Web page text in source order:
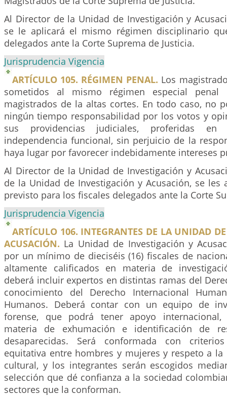
Al Director de la Unidad de Investigación y
se le aplicará el mismo régimen disciplinario
delegados ante la Corte Suprema de Justicia.
Jurisprudencia Vigencia
ARTÍCULO 105. RÉGIMEN PENAL. Los
sometidos al mismo régimen especial penal
magistrados de la altas cortes. En todo caso, no
ningún tiempo responsabilidad por los votos y
sus providencias judiciales, proferidas
independencia funcional, sin perjuicio de la
haya lugar por favorecer indebidamente intereses
Al Director de la Unidad de Investigación y
de la Unidad de Investigación y Acusación, se les
previsto para los fiscales delegados ante la Corte
Jurisprudencia Vigencia
ARTÍCULO 106. INTEGRANTES DE LA UNIDAD
ACUSACIÓN. La Unidad de Investigación y
por un mínimo de dieciséis (16) fiscales de
altamente calificados en materia de
deberá incluir expertos en distintas ramas del
conocimiento del Derecho Internacional
Humanos. Deberá contar con un equipo de
forense, que podrá tener apoyo internacional,
materia de exhumación e identificación de
desaparecidas. Será conformada con
equitativa entre hombres y mujeres y respeto a la
cultural, y los integrantes serán escogidos
selección que dé confianza a la sociedad
sectores que la conforman.